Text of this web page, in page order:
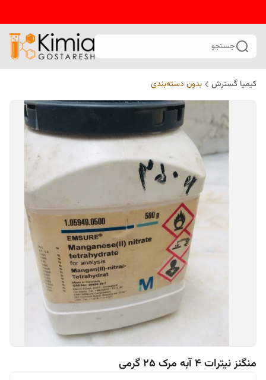
جستجو
کیمیا گسترش بدون دسته‌بندی
منگنز نیترات 4 آبه مرک 25 گرمی